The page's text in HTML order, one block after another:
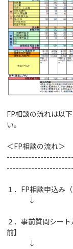
FP相談の流れは以
い。
＜FP相談の流れ＞
１．FP相談申込み
↓
２．事前質問シー
前】
↓